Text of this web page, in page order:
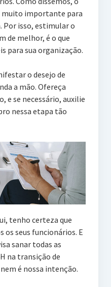
muito importante para
Por isso, estimular o
de melhor, é o que
para sua organização.
o desejo de
a mão. Ofereça
e se necessário, auxilie
nessa etapa tão
tenho certeza que
os seus funcionários. E
sanar todas as
na transição de
é nossa intenção.